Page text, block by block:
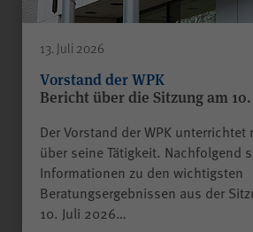
13. Juli 2026
Vorstand der WPK
Bericht über die Sitzung am 10.
Der Vorstand der WPK unterrichtet
über seine Tätigkeit. Nachfolgend
Informationen zu den wichtigsten
Beratungsergebnissen aus der
10. Juli 2026…
Laufzeit 60 Sekunden
Zweck
WPK“:
Speichern
einer
auf